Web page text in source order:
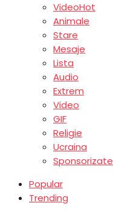
VideoHot
Animale
Stare
Mesaje
Lista
Audio
Extrem
Video
GIF
Religie
Ucraina
Sponsorizate
Popular
Trending